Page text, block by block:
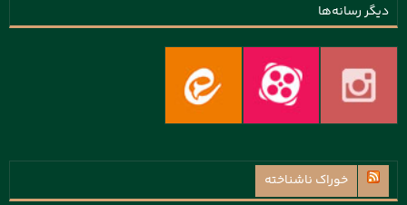
دیگر رسانه‌ها
خوراک ناشناخته